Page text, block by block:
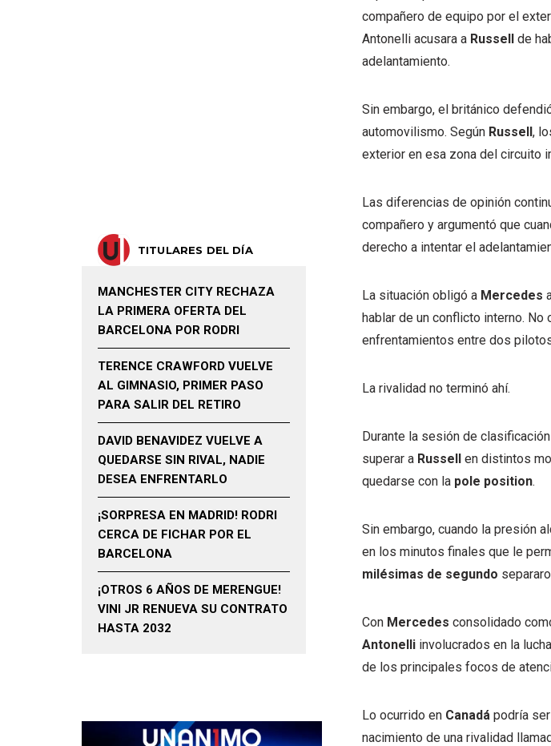
compañero de equipo por el
Antonelli acusara a Russell de
adelantamiento.
Sin embargo, el británico
automovilismo. Según Russell,
exterior en esa zona del circuito
Las diferencias de opinión
compañero y argumentó que
derecho a intentar el
La situación obligó a Mercedes
hablar de un conflicto interno.
enfrentamientos entre dos
La rivalidad no terminó ahí.
Durante la sesión de
superar a Russell en distintos
quedarse con la pole position.
Sin embargo, cuando la presión
en los minutos finales que le
milésimas de segundo
Con Mercedes consolidado
Antonelli involucrados en la
de los principales focos de
Lo ocurrido en Canadá podría
nacimiento de una rivalidad
TITULARES DEL DÍA
MANCHESTER CITY RECHAZA
LA PRIMERA OFERTA DEL
BARCELONA POR RODRI
TERENCE CRAWFORD VUELVE
AL GIMNASIO, PRIMER PASO
PARA SALIR DEL RETIRO
DAVID BENAVIDEZ VUELVE A
QUEDARSE SIN RIVAL, NADIE
DESEA ENFRENTARLO
¡SORPRESA EN MADRID! RODRI
CERCA DE FICHAR POR EL
BARCELONA
¡OTROS 6 AÑOS DE MERENGUE!
VINI JR RENUEVA SU CONTRATO
HASTA 2032